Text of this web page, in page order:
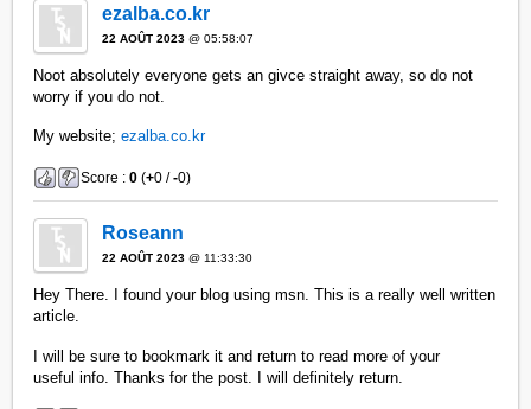
ezalba.co.kr
22 AOÛT 2023 @ 05:58:07
Noot absolutely everyone gets an givce straight away, so do not
worry if you do not.
My website;ezalba.co.kr
Score :0 (+0 /-0)
Roseann
22 AOÛT 2023 @ 11:33:30
Hey There. I found your blog using msn. This is a really well written
article.
I will be sure to bookmark it and return to read more of your
useful info. Thanks for the post. I will definitely return.